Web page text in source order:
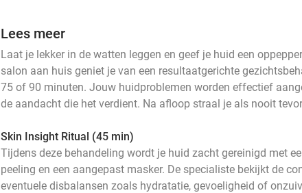
Lees meer
Laat je lekker in de watten leggen en geef je huid een
salon aan huis geniet je van een resultaatgerichte
75 of 90 minuten. Jouw huidproblemen worden effectief
de aandacht die het verdient. Na afloop straal je als nooit
Skin Insight Ritual (45 min)
Tijdens deze behandeling wordt je huid zacht gereinigd met
peeling en een aangepast masker. De specialiste bekijkt de
eventuele disbalansen zoals hydratatie, gevoeligheid of